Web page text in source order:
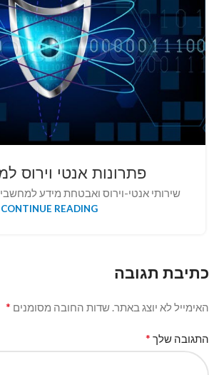
פתרונות אנטי וירוס
שירותי אנטי-וירוס ואבטחת מידע
CONTINUE READING
כתיבת תגובה
האימייל לא יוצג באתר. שדות החובה מסומנים *
התגובה שלך *